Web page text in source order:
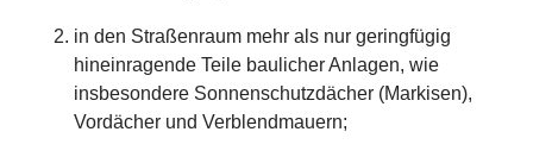
in den Straßenraum mehr als nur geringfügig
hineinragende Teile baulicher Anlagen, wie
insbesondere Sonnenschutzdächer (Markisen),
Vordächer und Verblendmauern;